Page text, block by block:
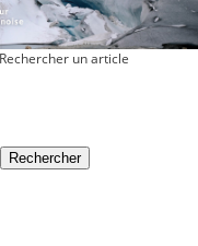
un article